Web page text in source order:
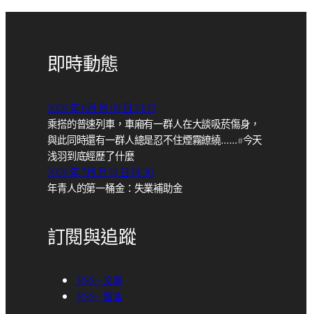
即時動態
2026 年 6月 月 09 日 23:45
乘搭的普速列車，車廂有一群人在大談吸菸傷身，
與此同時還有一群人總是忍不住煙霧繚繞……#今天
浅羽到底經歷了什麼
2026 年 5月 月 14 日 18:30
年青人的第一桶金：失業補助金
訂閱與追蹤
RSS – 文章
RSS – 留言